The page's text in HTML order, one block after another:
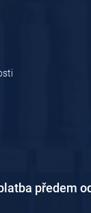
předem